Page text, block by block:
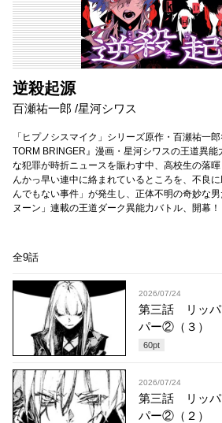
逆殺起源
百瀬祐一郎 /星河シワス
「ヒプノシスマイク」シリーズ原作・百瀬祐一
TORM BRINGER』漫画・星河シワスの王道異
な犯罪が時折ニュースを賑わす中、高校生の落
んかっ早い連中に絡まれているところを、不良
んでもない事件」が発生し、正体不明の奇妙な
ヌーン」連載の王道ダーク異能力バトル、開幕！
全9話
2026/07/24
第三話 リッパ
パー②（３）
60pt
2026/07/24
第三話 リッパ
パー②（２）